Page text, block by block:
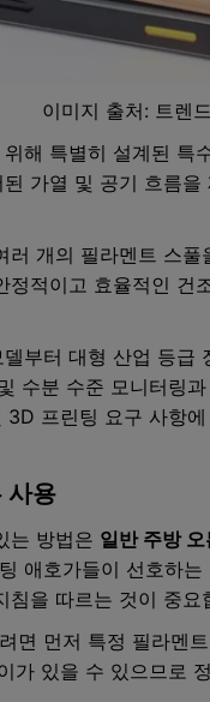
이미지 출처: 트렌
해 특별히 설계된 특
가열 및 공기 흐름
러 개의 필라멘트 스
적이고 효율적인 건
부터 대형 산업 등급
수분 수준 모니터링
프린팅 요구 사항
사용
는 방법은 일반 주방
애호가들이 선호하
침을 따르는 것이 중요
면 먼저 특정 필라멘
가 있을 수 있으므로